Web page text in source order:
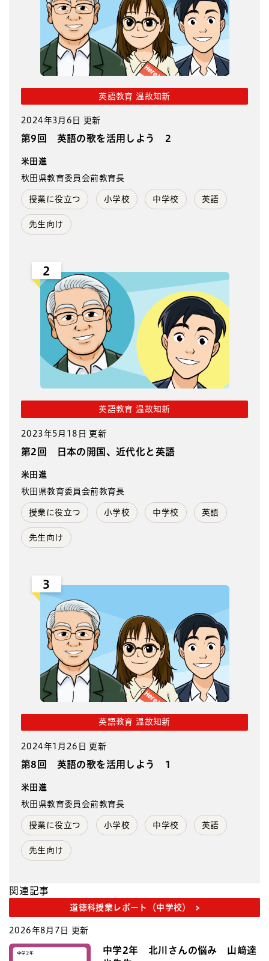
英語教育 温故知新
2024年3月6日 更新
第9回 英語の歌を活用しよう 2
米田進
秋田県教育委員会前教育長
授業に役立つ 小学校 中学校 英語
先生向け
2
英語教育 温故知新
2023年5月18日 更新
第2回 日本の開国、近代化と英語
米田進
秋田県教育委員会前教育長
授業に役立つ 小学校 中学校 英語
先生向け
3
英語教育 温故知新
2024年1月26日 更新
第8回 英語の歌を活用しよう 1
米田進
秋田県教育委員会前教育長
授業に役立つ 小学校 中学校 英語
先生向け
関連記事
道徳科授業レポート（中学校）
2026年8月7日 更新
中学2年 北川さんの悩み 山﨑達